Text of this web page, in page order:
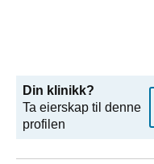
Din klinikk?
Ta eierskap til denne
profilen